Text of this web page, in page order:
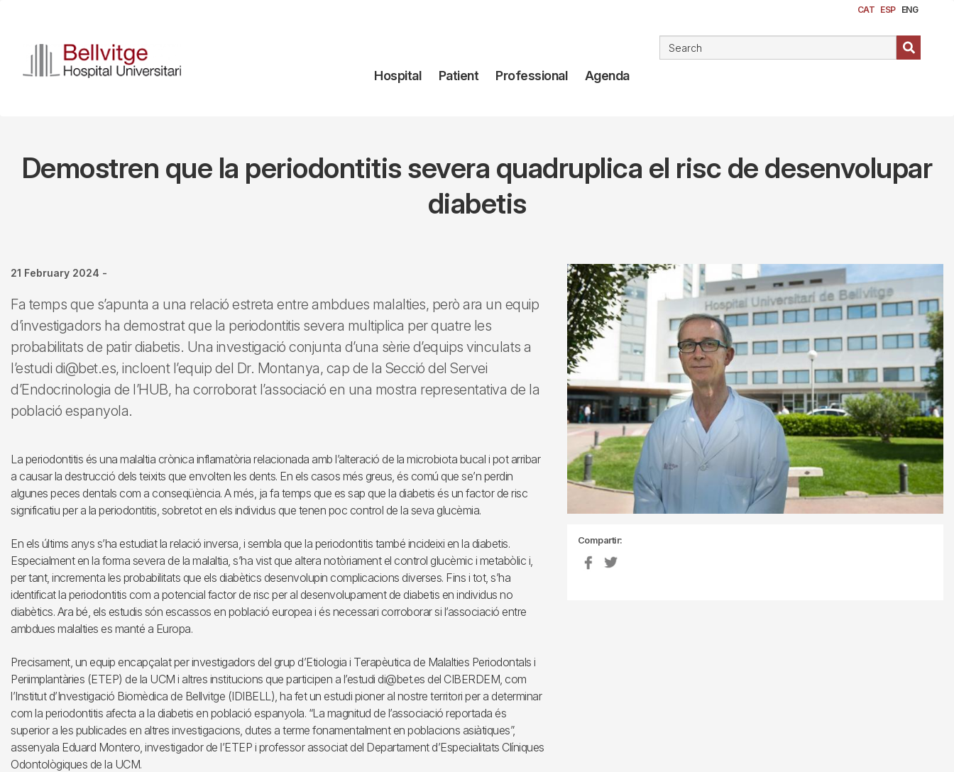
content
CAT ESP ENG
Navegación
Hospital Patient Professional Agenda
Demostren que la periodontitis severa quadruplica el risc de desenvolupar
diabetis
21 February 2024 -
Fa temps que s’apunta a una relació estreta entre ambdues malalties, però ara un equip
d’investigadors ha demostrat que la periodontitis severa multiplica per quatre les
probabilitats de patir diabetis. Una investigació conjunta d’una sèrie d’equips vinculats a
l’estudi di@bet.es, incloent l’equip del Dr. Montanya, cap de la Secció del Servei
d’Endocrinologia de l’HUB, ha corroborat l’associació en una mostra representativa de la
població espanyola.
La periodontitis és una malaltia crònica inflamatòria relacionada amb l’alteració de la microbiota bucal i pot arribar
a causar la destrucció dels teixits que envolten les dents. En els casos més greus, és comú que se’n perdin
algunes peces dentals com a conseqüència. A més, ja fa temps que es sap que la diabetis és un factor de risc
significatiu per a la periodontitis, sobretot en els individus que tenen poc control de la seva glucèmia.
En els últims anys s’ha estudiat la relació inversa, i sembla que la periodontitis també incideixi en la diabetis.
Especialment en la forma severa de la malaltia, s’ha vist que altera notòriament el control glucèmic i metabòlic i,
per tant, incrementa les probabilitats que els diabètics desenvolupin complicacions diverses. Fins i tot, s’ha
identificat la periodontitis com a potencial factor de risc per al desenvolupament de diabetis en individus no
diabètics. Ara bé, els estudis són escassos en població europea i és necessari corroborar si l’associació entre
ambdues malalties es manté a Europa.
Precisament, un equip encapçalat per investigadors del grup d’Etiologia i Terapèutica de Malalties Periodontals i
Periimplantàries (ETEP) de la UCM i altres institucions que participen a l’estudi di@bet.es del CIBERDEM, com
l’Institut d’Investigació Biomèdica de Bellvitge (IDIBELL), ha fet un estudi pioner al nostre territori per a determinar
com la periodontitis afecta a la diabetis en població espanyola. “La magnitud de l’associació reportada és
superior a les publicades en altres investigacions, dutes a terme fonamentalment en poblacions asiàtiques”,
assenyala Eduard Montero, investigador de l’ETEP i professor associat del Departament d’Especialitats Clíniques
Odontològiques de la UCM.
Compartir: